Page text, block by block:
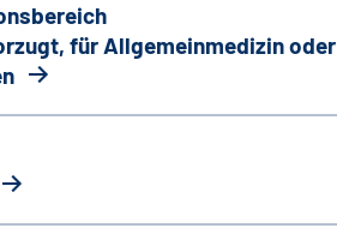
für Allgemeinmedizin oder